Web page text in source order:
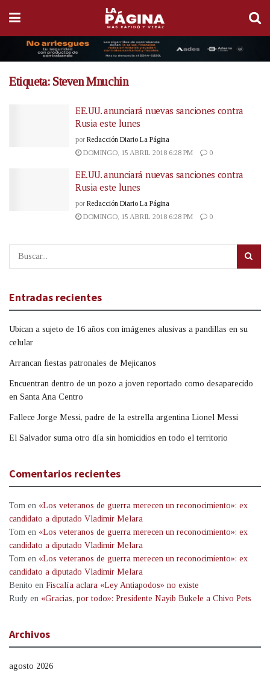
Etiqueta: Steven Mnuchin
EE.UU. anunciará nuevas sanciones contra
Rusia este lunes
por Redacción Diario La Página
DOMINGO, 15 ABRIL 2018 6:28 PM
0
EE.UU. anunciará nuevas sanciones contra
Rusia este lunes
por Redacción Diario La Página
DOMINGO, 15 ABRIL 2018 6:28 PM
0
Entradas recientes
Ubican a sujeto de 16 años con imágenes alusivas a pandillas en su
celular
Arrancan fiestas patronales de Mejicanos
Encuentran dentro de un pozo a joven reportado como desaparecido
en Santa Ana Centro
Fallece Jorge Messi, padre de la estrella argentina Lionel Messi
El Salvador suma otro día sin homicidios en todo el territorio
Comentarios recientes
Tom en «Los veteranos de guerra merecen un reconocimiento»: ex
candidato a diputado Vladimir Melara
Tom en «Los veteranos de guerra merecen un reconocimiento»: ex
candidato a diputado Vladimir Melara
Tom en «Los veteranos de guerra merecen un reconocimiento»: ex
candidato a diputado Vladimir Melara
Benito en Fiscalía aclara «Ley Antiapodos» no existe
Rudy en «Gracias, por todo»: Presidente Nayib Bukele a Chivo Pets
Archivos
agosto 2026